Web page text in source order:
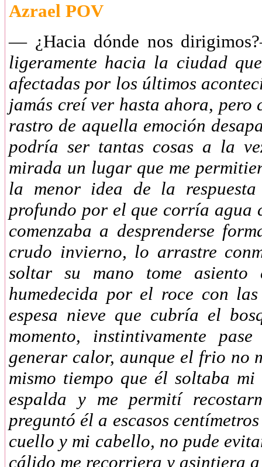
Azrael POV
— ¿Hacia dónde nos
ligeramente hacia la ciudad
afectadas por los últimos
jamás creí ver hasta ahora, pero
rastro de aquella emoción
podría ser tantas cosas a la
mirada un lugar que me
la menor idea de la
profundo por el que corría agua
comenzaba a desprenderse
crudo invierno, lo arrastre
soltar su mano tome
humedecida por el roce con
espesa nieve que cubría el
momento, instintivamente
generar calor, aunque el frio no
mismo tiempo que él soltaba
espalda y me permití
preguntó él a escasos
cuello y mi cabello, no pude
cálido me recorriera y